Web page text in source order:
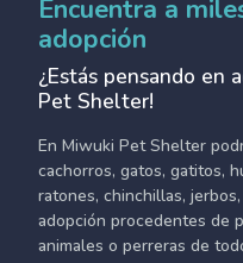
Encuentra a
adopción
¿Estás pensando en
Pet Shelter!
En Miwuki Pet Shelter
cachorros, gatos, gatitos,
ratones, chinchillas,
adopción procedentes de
animales o perreras de